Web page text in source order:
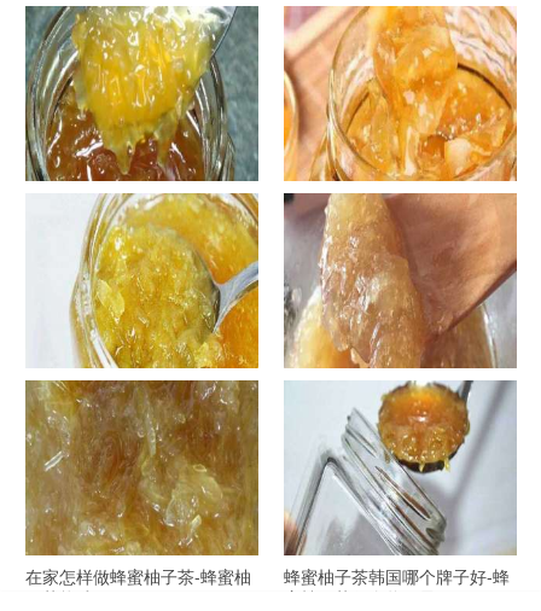
自制蜂蜜柚子茶-蜂蜜柚子茶有
哪些正确的做法？
自制蜂蜜柚子茶-蜂蜜柚子茶如
何正确饮用？
罐装蜂蜜柚子茶胖吗-蜂蜜柚子
茶喝了会发胖吗？
在家怎样做蜂蜜柚子茶-喝蜂蜜
柚子茶有哪些禁忌？
自制蜂蜜柚子茶-蜂蜜柚子茶最
容易做什么？
在家怎样做蜂蜜柚子茶-蜂蜜柚
子茶可以解酒吗？
在家怎样做蜂蜜柚子茶-蜂蜜柚
子茶能减肥吗？
蜂蜜柚子茶韩国哪个牌子好-蜂
蜜柚子茶哪个牌子最好？